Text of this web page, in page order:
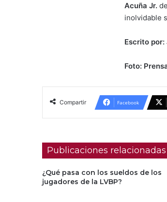
Acuña Jr.
inolvidable
Escrito
Foto:
Compartir Facebook
Publicaciones relacionadas
¿Qué pasa con los sueldos de los
jugadores de la LVBP?